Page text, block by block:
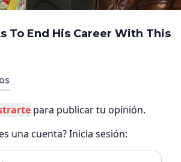
para publicar tu opinión.
una cuenta? Inicia sesión: